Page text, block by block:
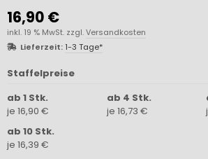
16,90 €
inkl. 19 % MwSt. zzgl.Versandkosten
Lieferzeit:1-3 Tage*
Staffelpreise
ab 1 Stk.
je 16,90 €
ab 4 Stk.
je 16,73 €
ab 10 Stk.
je 16,39 €